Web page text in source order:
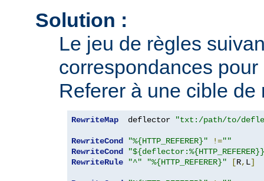
Solution :
Le jeu de règles
correspondances
Referer à une cible de
RewriteMap
  deflector
"txt:/path/to/
RewriteCond "%{HTTP_REFERER}" !=""
RewriteCond
RewriteRule
"^" "%{HTTP_REFERER}" [R, L]